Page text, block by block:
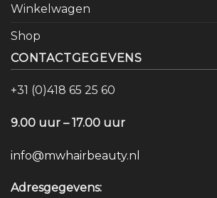
Winkelwagen
Shop
CONTACTGEGEVENS
+31 (0)418 65 25 60
9.00 uur – 17.00 uur
info@mwhairbeauty.nl
Adresgegevens: